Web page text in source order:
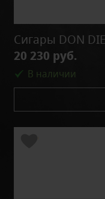
Сигары DON
20 230 руб.
В наличии